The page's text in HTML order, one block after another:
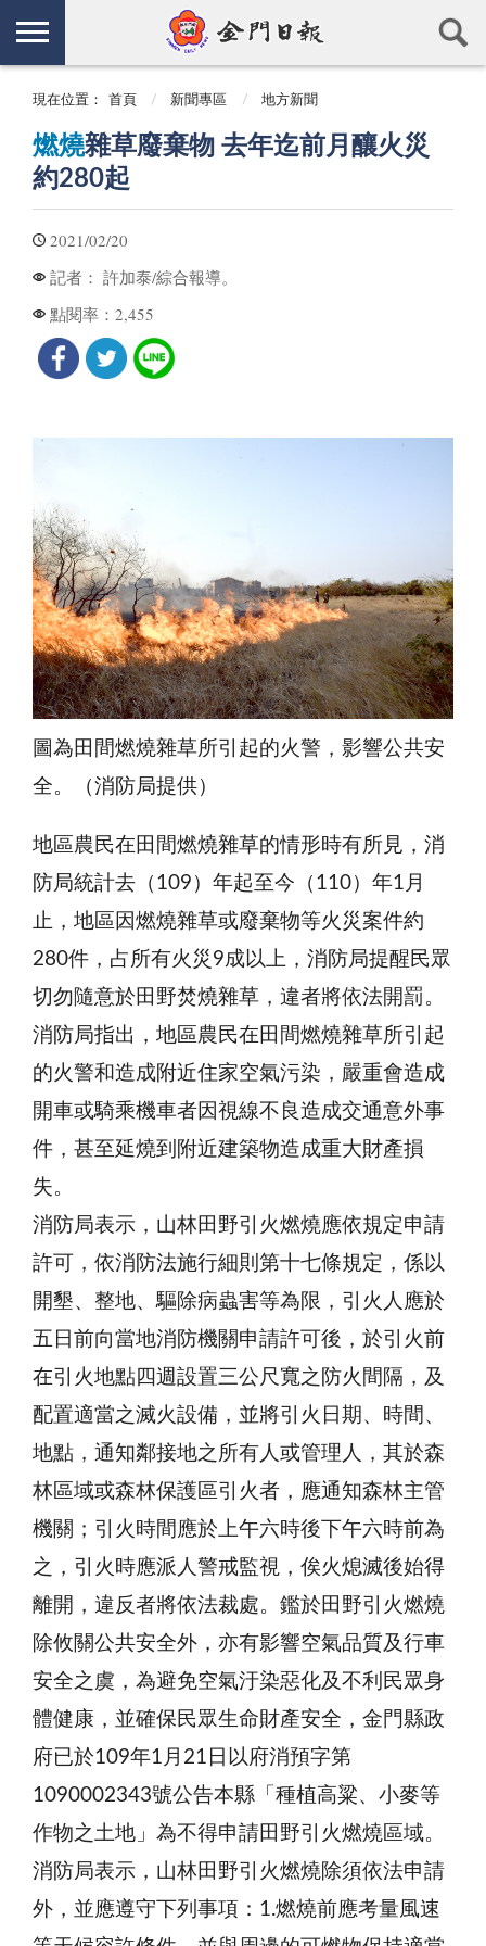
現在位置： 首頁 新聞專區 地方新聞
燃燒雜草廢棄物 去年迄前月釀火災
約280起
2021/02/20
記者： 許加泰/綜合報導。
點閱率： 2,455
圖為田間燃燒雜草所引起的火警，影響公共安
全。（消防局提供）
地區農民在田間燃燒雜草的情形時有所見，消
防局統計去（109）年起至今（110）年1月
止，地區因燃燒雜草或廢棄物等火災案件約
280件，占所有火災9成以上，消防局提醒民眾
切勿隨意於田野焚燒雜草，違者將依法開罰。
消防局指出，地區農民在田間燃燒雜草所引起
的火警和造成附近住家空氣污染，嚴重會造成
開車或騎乘機車者因視線不良造成交通意外事
件，甚至延燒到附近建築物造成重大財產損
失。
消防局表示，山林田野引火燃燒應依規定申請
許可，依消防法施行細則第十七條規定，係以
開墾、整地、驅除病蟲害等為限，引火人應於
五日前向當地消防機關申請許可後，於引火前
在引火地點四週設置三公尺寬之防火間隔，及
配置適當之滅火設備，並將引火日期、時間、
地點，通知鄰接地之所有人或管理人，其於森
林區域或森林保護區引火者，應通知森林主管
機關；引火時間應於上午六時後下午六時前為
之，引火時應派人警戒監視，俟火熄滅後始得
離開，違反者將依法裁處。鑑於田野引火燃燒
除攸關公共安全外，亦有影響空氣品質及行車
安全之虞，為避免空氣汙染惡化及不利民眾身
體健康，並確保民眾生命財產安全，金門縣政
府已於109年1月21日以府消預字第
1090002343號公告本縣「種植高粱、小麥等
作物之土地」為不得申請田野引火燃燒區域。
消防局表示，山林田野引火燃燒除須依法申請
外，並應遵守下列事項：1.燃燒前應考量風速